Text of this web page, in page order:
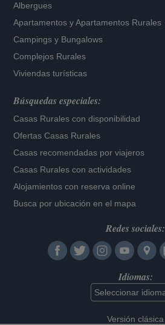
Albergues
Apartamentos yApartamentos Rurales
Campings y Bungalows
Complejos Rurales
Viviendas turísticas
Búsquedas especiales:
Casas Rurales con disponibilidad
Ofertas Casas Rurales
Casas recomendadas por viajeros
Casas Rurales con actividades
Alojamientos con reserva online
Busca por ubicación en el mapa
Redes sociales:
Idiomas:
Versión clásica